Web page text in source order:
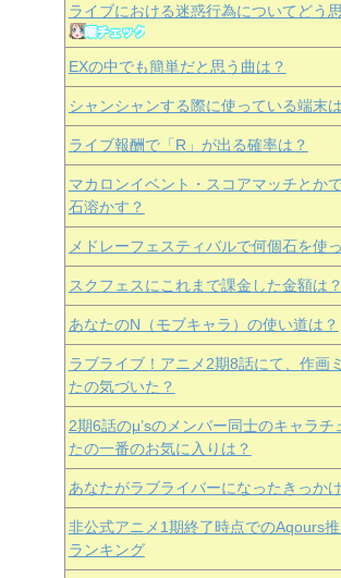
ライブにおける迷惑行為についてどう
EXの中でも簡単だと思う曲は？
シャンシャンする際に使っている端末
ライブ報酬で「R」が出る確率は？
マカロンイベント・スコアマッチとか
石溶かす？
メドレーフェスティバルで何個石を使
スクフェスにこれまで課金した金額は？
あなたのN（モブキャラ）の使い道は？
ラブライブ！アニメ2期8話にて、作画
たの気づいた？
2期6話のμ’sのメンバー同士のキャラチ
たの一番のお気に入りは？
あなたがラブライバーになったきっか
非公式アニメ1期終了時点でのAqours
ランキング